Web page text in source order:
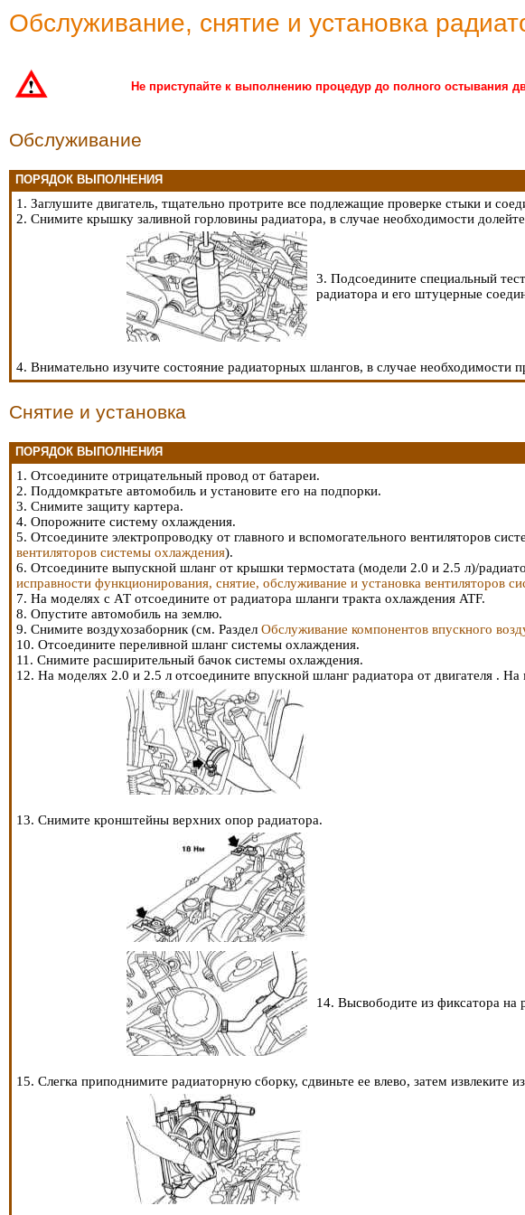
Обслуживание, снятие и установка
Не приступайте к выполнению процедур до полного остывания
Обслуживание
ПОРЯДОК ВЫПОЛНЕНИЯ
1. Заглушите двигатель, тщательно протрите все подлежащие проверке стыки и
2. Снимите крышку заливной горловины радиатора, в случае необходимости
3. Подсоедините специальный
радиатора и его штуцерные
4. Внимательно изучите состояние радиаторных шлангов, в случае необходимости
Снятие и установка
ПОРЯДОК ВЫПОЛНЕНИЯ
1. Отсоедините отрицательный провод от батареи.
2. Поддомкратьте автомобиль и установите его на подпорки.
3. Снимите защиту картера.
4. Опорожните систему охлаждения.
5. Отсоедините электропроводку от главного и вспомогательного вентиляторов
вентиляторов системы охлаждения).
6. Отсоедините выпускной шланг от крышки термостата (модели 2.0 и 2.5 л)/
исправности функционирования, снятие, обслуживание и установка вентиляторов
7. На моделях с АТ отсоедините от радиатора шланги тракта охлаждения ATF.
8. Опустите автомобиль на землю.
9. Снимите воздухозаборник (см. Раздел Обслуживание компонентов впускного
10. Отсоедините переливной шланг системы охлаждения.
11. Снимите расширительный бачок системы охлаждения.
12. На моделях 2.0 и 2.5 л отсоедините впускной шланг радиатора от двигателя .
13. Снимите кронштейны верхних опор радиатора.
14. Высвободите из фиксатора на
15. Слегка приподнимите радиаторную сборку, сдвиньте ее влево, затем извлеките